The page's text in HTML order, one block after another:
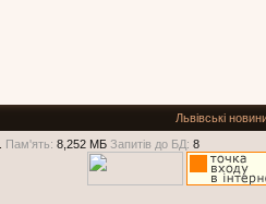
Львівські
Пам'ять: 8,252 МБ Запитів до БД: 8